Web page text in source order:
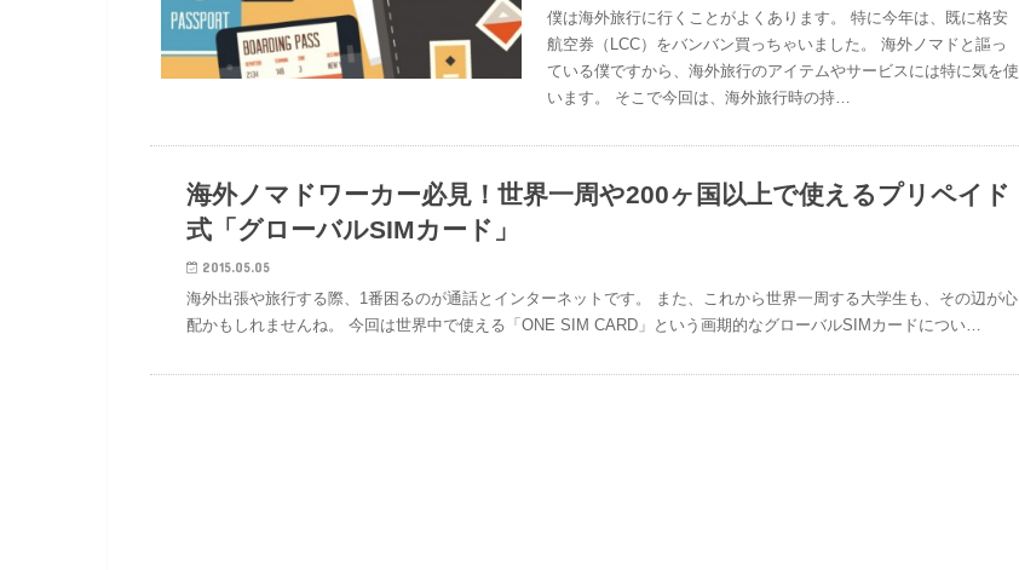
僕は海外旅行に行くことがよくあります。 特に今年は、既に格安
航空券（LCC）をバンバン買っちゃいました。 海外ノマドと謳っ
ている僕ですから、海外旅行のアイテムやサービスには特に気を使
います。 そこで今回は、海外旅行時の持…
ノマド旅行術
海外ノマドワーカー必見！世界一周や200ヶ国以上で使えるプリペイド
式「グローバルSIMカード」
2015.05.05
海外出張や旅行する際、1番困るのが通話とインターネットです。 また、これから世界一周する大学生も、その辺が心
配かもしれませんね。 今回は世界中で使える「ONE SIM CARD」という画期的なグローバルSIMカードについ…